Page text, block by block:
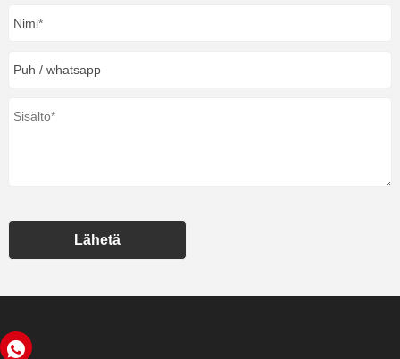
Lähetä